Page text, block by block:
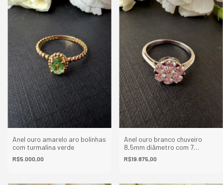
Anel ouro amarelo aro bolinhas
com turmalina verde
R$5.000,00
Anel ouro branco chuveiro
8,5mm diâmetro com 7
diamantes
R$19.875,00